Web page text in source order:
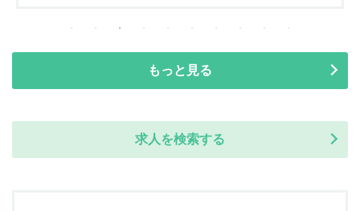
もっと見る
求人を検索する